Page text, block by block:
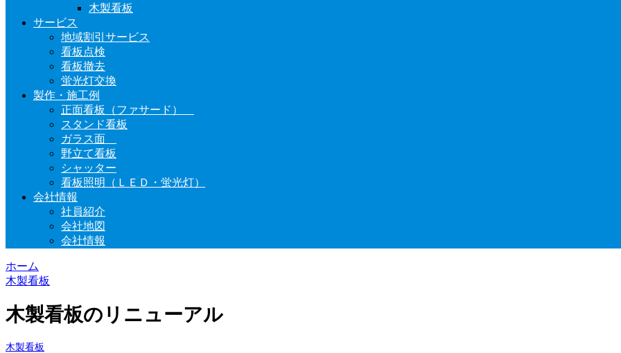
木製看板
サービス
地域割引サービス
看板点検
看板撤去
蛍光灯交換
製作・施工例
正面看板（ファサード）
スタンド看板
ガラス面
野立て看板
シャッター
看板照明（ＬＥＤ・蛍光灯）
会社情報
社員紹介
会社地図
会社情報
ホーム
木製看板
木製看板のリニューアル
木製看板